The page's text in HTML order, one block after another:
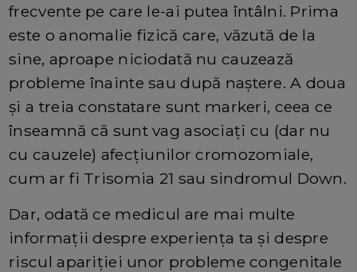
frecvente pe care le-ai putea întâlni. Prima
este o anomalie fizică care, văzută de la
sine, aproape niciodată nu cauzează
probleme înainte sau după naștere. A doua
și a treia constatare sunt markeri, ceea ce
înseamnă că sunt vag asociați cu (dar nu
cu cauzele) afecțiunilor cromozomiale,
cum ar fi Trisomia 21 sau sindromul Down.
Dar, odată ce medicul are mai multe
informații despre experiența ta și despre
riscul apariției unor probleme congenitale